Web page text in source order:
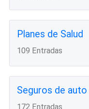
Planes de Salud
109 Entradas
Seguros de auto
172 Entradas